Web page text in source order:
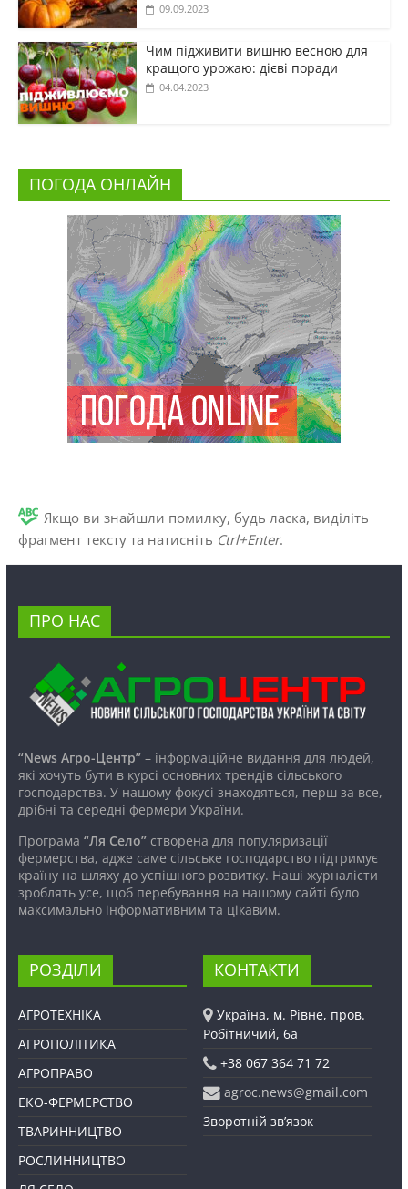
09.09.2023
Чим підживити вишню весною для
кращого урожаю: дієві поради
04.04.2023
ПОГОДА ОНЛАЙН
Якщо ви знайшли помилку, будь ласка, виділіть
фрагмент тексту та натисніть Ctrl+Enter.
ПРО НАС
“News Агро-Центр”– інформаційне видання для людей,
які хочуть бути в курсі основних трендів сільського
господарства. У нашому фокусі знаходяться, перш за все,
дрібні та середні фермери України.
Програма “Ля Село”створена для популяризації
фермерства, адже саме сільське господарство підтримує
країну на шляху до успішного розвитку. Наші журналісти
зроблять усе, щоб перебування на нашому сайті було
максимально інформативним та цікавим.
РОЗДІЛИ
АГРОТЕХНІКА
АГРОПОЛІТИКА
АГРОПРАВО
ЕКО-ФЕРМЕРСТВО
ТВАРИННИЦТВО
РОСЛИННИЦТВО
КОНТАКТИ
Україна, м. Рівне, пров.
Робітничий, 6а
+38 067 364 71 72
agroc.news@gmail.com
Зворотній зв’язок